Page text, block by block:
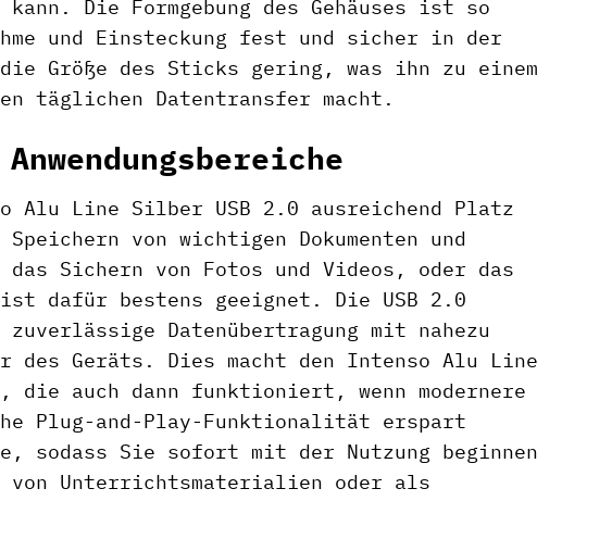
Die Formgebung des Gehäuses ist so
und Einsteckung fest und sicher in der
Größe des Sticks gering, was ihn zu einem
täglichen Datentransfer macht.
Line Silber USB 2.0 ausreichend Platz
von wichtigen Dokumenten und
Sichern von Fotos und Videos, oder das
dafür bestens geeignet. Die USB 2.0
Datenübertragung mit nahezu
des Geräts. Dies macht den Intenso Alu Line
auch dann funktioniert, wenn modernere
Plug-and-Play-Funktionalität erspart
Sie sofort mit der Nutzung beginnen
von Unterrichtsmaterialien oder als